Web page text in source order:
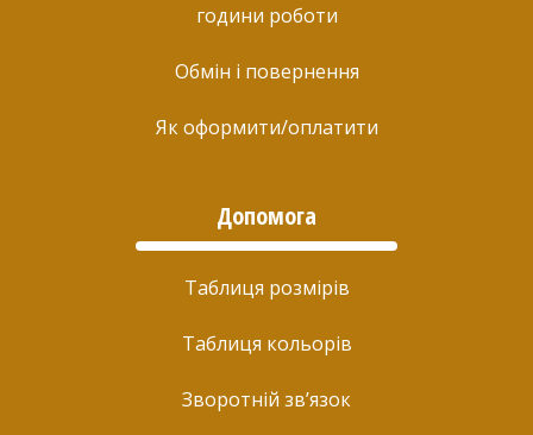
години роботи
Обмін і повернення
Як оформити/оплатити
Допомога
Таблиця розмірів
Таблиця кольорів
Зворотній зв’язок